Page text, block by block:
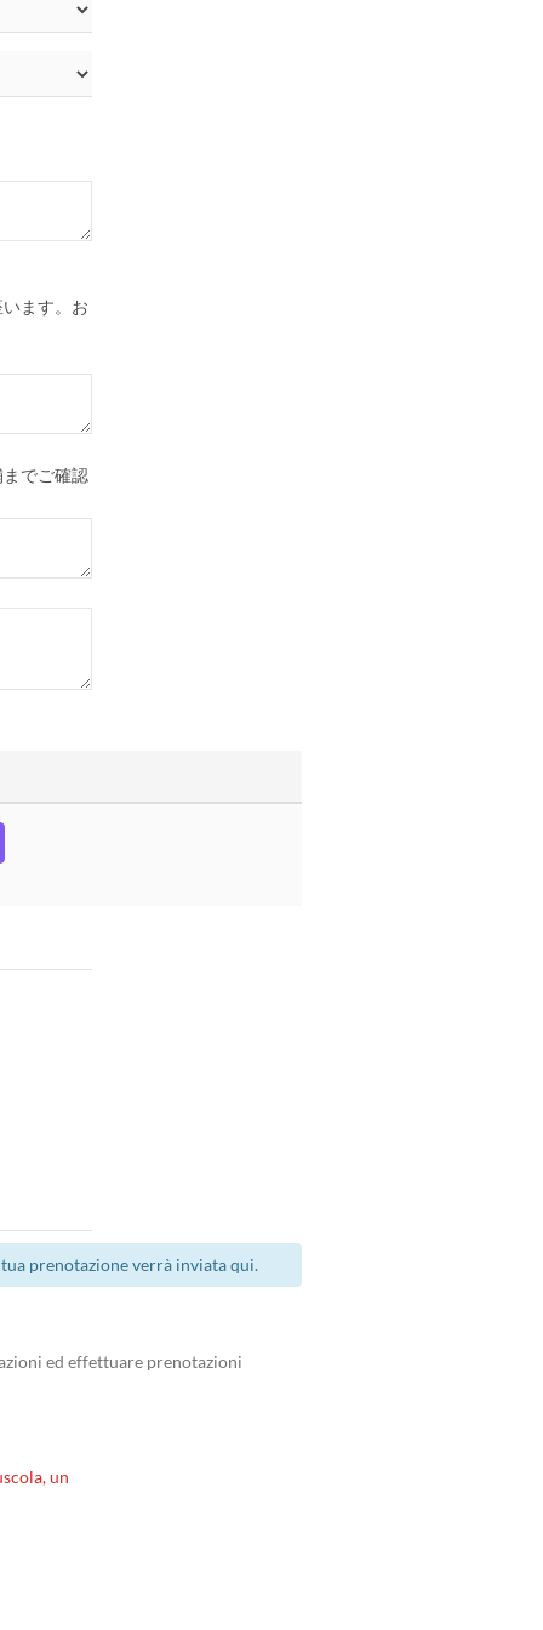
ます。お
でご確認
prenotazione verrà inviata qui.
ed effettuare prenotazioni
un